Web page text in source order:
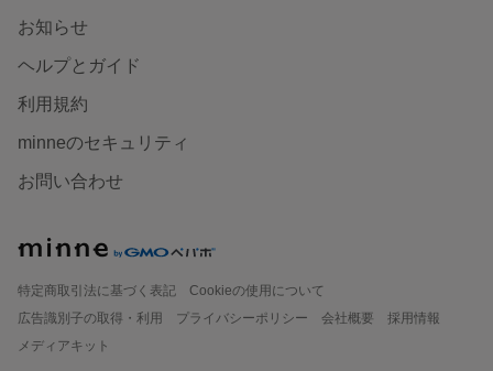
お知らせ
ヘルプとガイド
利用規約
minneのセキュリティ
お問い合わせ
特定商取引法に基づく表記
Cookieの使用について
広告識別子の取得・利用
プライバシーポリシー 会社概要
採用情報
メディアキット